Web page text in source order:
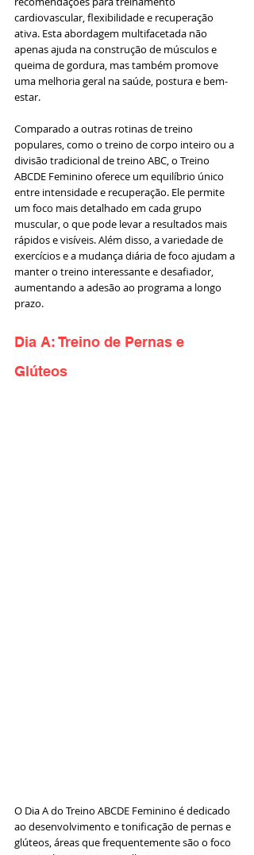
cardiovascular, flexibilidade e recuperação
ativa. Esta abordagem multifacetada não
apenas ajuda na construção de músculos e
queima de gordura, mas também promove
uma melhoria geral na saúde, postura e bem-
estar.
Comparado a outras rotinas de treino
populares, como o treino de corpo inteiro ou a
divisão tradicional de treino ABC, o Treino
ABCDE Feminino oferece um equilíbrio único
entre intensidade e recuperação. Ele permite
um foco mais detalhado em cada grupo
muscular, o que pode levar a resultados mais
rápidos e visíveis. Além disso, a variedade de
exercícios e a mudança diária de foco ajudam a
manter o treino interessante e desafiador,
aumentando a adesão ao programa a longo
prazo.
Dia A: Treino de Pernas e
Glúteos
O Dia A do Treino ABCDE Feminino é dedicado
ao desenvolvimento e tonificação de pernas e
glúteos, áreas que frequentemente são o foco